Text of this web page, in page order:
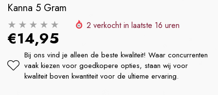
Kanna 5 Gram
2 verkocht in laatste 16 uren
€14,95
Bij ons vind je alleen de beste kwaliteit! Waar concurrenten
vaak kiezen voor goedkopere opties, staan wij voor
kwaliteit boven kwantiteit voor de ultieme ervaring.
5g
prijs
Blauwe Lotus Hash
Normale prijs
€24,99